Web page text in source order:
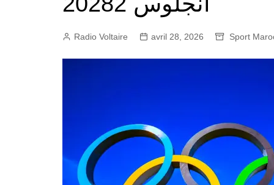
Radio Voltaire avril 28, 2026 Sport